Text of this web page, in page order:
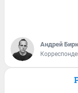
Андрей